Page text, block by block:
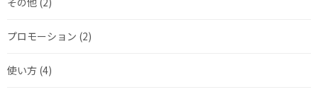
プロモーション (2)
使い方 (4)